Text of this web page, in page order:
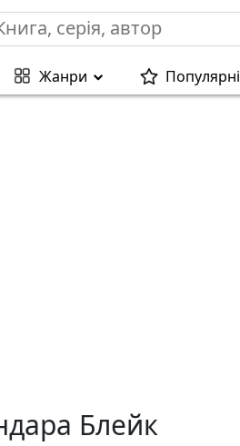
Жанри Популярні
Блейк